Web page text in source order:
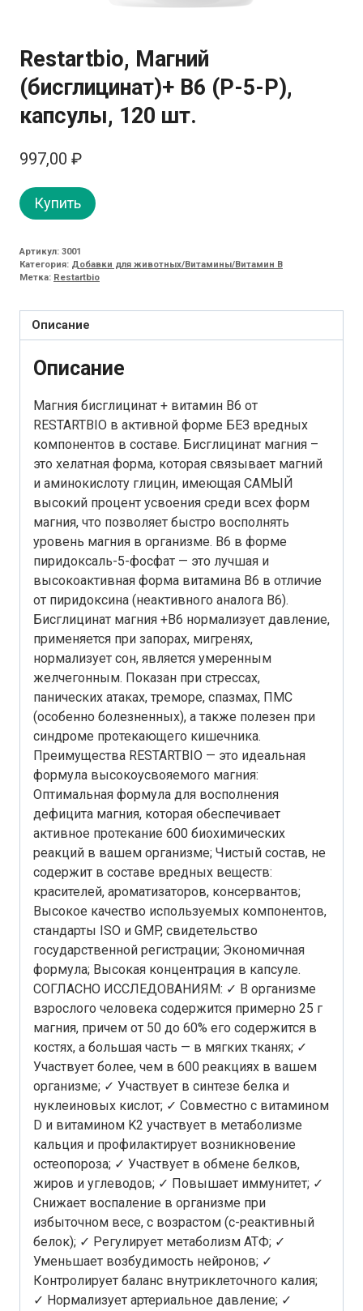
Restartbio, Магний
(бисглицинат)+ B6 (P-5-P),
капсулы, 120 шт.
997,00 ₽
Купить
Артикул: 3001
Категория: Добавки для животных/Витамины/Витамин B
Метка: Restartbio
Описание
Описание
Магния бисглицинат + витамин B6 от
RESTARTBIO в активной форме БЕЗ вредных
компонентов в составе. Бисглицинат магния –
это хелатная форма, которая связывает магний
и аминокислоту глицин, имеющая САМЫЙ
высокий процент усвоения среди всех форм
магния, что позволяет быстро восполнять
уровень магния в организме. B6 в форме
пиридоксаль-5-фосфат — это лучшая и
высокоактивная форма витамина B6 в отличие
от пиридоксина (неактивного аналога В6).
Бисглицинат магния +B6 нормализует давление,
применяется при запорах, мигренях,
нормализует сон, является умеренным
желчегонным. Показан при стрессах,
панических атаках, треморе, спазмах, ПМС
(особенно болезненных), а также полезен при
синдроме протекающего кишечника.
Преимущества RESTARTBIO — это идеальная
формула высокоусвояемого магния:
Оптимальная формула для восполнения
дефицита магния, которая обеспечивает
активное протекание 600 биохимических
реакций в вашем организме; Чистый состав, не
содержит в составе вредных веществ:
красителей, ароматизаторов, консервантов;
Высокое качество используемых компонентов,
стандарты ISO и GMP, свидетельство
государственной регистрации; Экономичная
формула; Высокая концентрация в капсуле.
СОГЛАСНО ИССЛЕДОВАНИЯМ: ✓ В организме
взрослого человека содержится примерно 25 г
магния, причем от 50 до 60% его содержится в
костях, а большая часть — в мягких тканях; ✓
Участвует более, чем в 600 реакциях в вашем
организме; ✓ Участвует в синтезе белка и
нуклеиновых кислот; ✓ Совместно с витамином
D и витамином K2 участвует в метаболизме
кальция и профилактирует возникновение
остеопороза; ✓ Участвует в обмене белков,
жиров и углеводов; ✓ Повышает иммунитет; ✓
Снижает воспаление в организме при
избыточном весе, с возрастом (с-реактивный
белок); ✓ Регулирует метаболизм АТФ; ✓
Уменьшает возбудимость нейронов; ✓
Контролирует баланс внутриклеточного калия;
✓ Нормализует артериальное давление; ✓